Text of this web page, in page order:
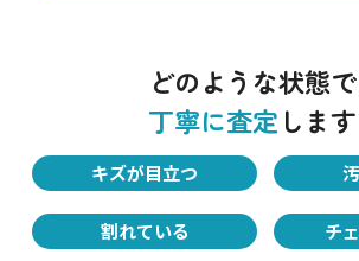
Point.05
宝石のカッティングスタイルにはさまざ
どのような状態
丁寧に査定 します
キズが目立つ
割れている チ